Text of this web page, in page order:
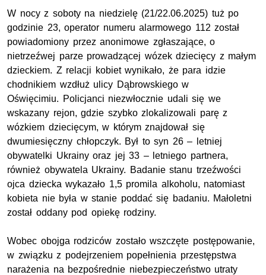
W nocy z soboty na niedzielę (21/22.06.2025) tuż po
godzinie 23, operator numeru alarmowego 112 został
powiadomiony przez anonimowe zgłaszające, o
nietrzeźwej parze prowadzącej wózek dziecięcy z małym
dzieckiem. Z relacji kobiet wynikało, że para idzie
chodnikiem wzdłuż ulicy Dąbrowskiego w
Oświęcimiu. Policjanci niezwłocznie udali się we
wskazany rejon, gdzie szybko zlokalizowali parę z
wózkiem dziecięcym, w którym znajdował się
dwumiesięczny chłopczyk. Był to syn 26 – letniej
obywatelki Ukrainy oraz jej 33 – letniego partnera,
również obywatela Ukrainy. Badanie stanu trzeźwości
ojca dziecka wykazało 1,5 promila alkoholu, natomiast
kobieta nie była w stanie poddać się badaniu. Małoletni
został oddany pod opiekę rodziny.
Wobec obojga rodziców zostało wszczęte postępowanie,
w związku z podejrzeniem popełnienia przestępstwa
narażenia na bezpośrednie niebezpieczeństwo utraty